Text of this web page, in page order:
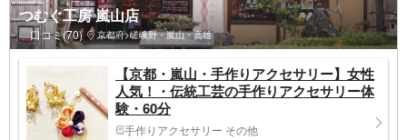
つむぐ工房 嵐山店
口コミ(70) 京都府>嵯峨野・嵐山・高雄
【京都・嵐山・手作りアクセサリー】女性
人気！・伝統工芸の手作りアクセサリー体
験・60分
手作りアクセサリー その他